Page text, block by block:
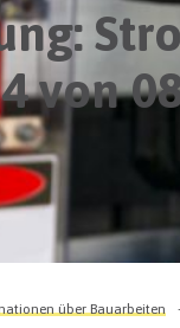
von
über Bauarbeiten